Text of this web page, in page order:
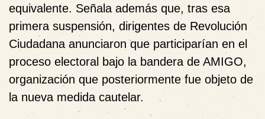
equivalente. Señala además que, tras esa
primera suspensión, dirigentes de Revolución
Ciudadana anunciaron que participarían en el
proceso electoral bajo la bandera de AMIGO,
organización que posteriormente fue objeto de
la nueva medida cautelar.